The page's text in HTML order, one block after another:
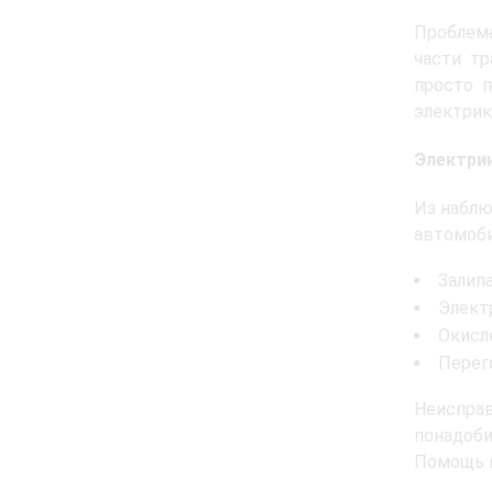
части
просто
Из
Помощь